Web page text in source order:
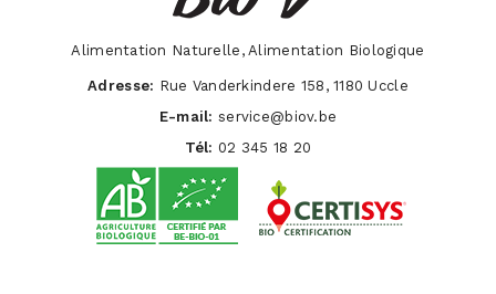
Alimentation Naturelle, Alimentation Biologique
Adresse: Rue Vanderkindere 158, 1180 Uccle
E-mail: service@biov.be
Tél: 02 345 18 20